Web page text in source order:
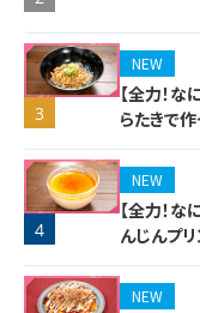
3
NEW
【全力！
らたきで
4
NEW
【全力！
んじんプリ
NEW